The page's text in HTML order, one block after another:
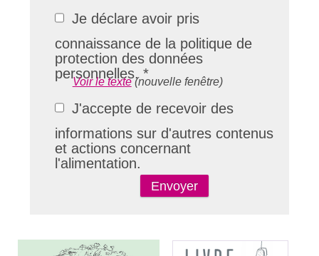
Je déclare avoir pris
connaissance de la politique de
protection des données
personnelles. *
Voir le texte(nouvelle fenêtre)
J'accepte de recevoir des
informations sur d'autres contenus
et actions concernant
l'alimentation.